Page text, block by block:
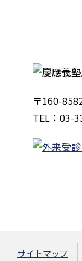
〒160-
TEL：03-
サイトマップ